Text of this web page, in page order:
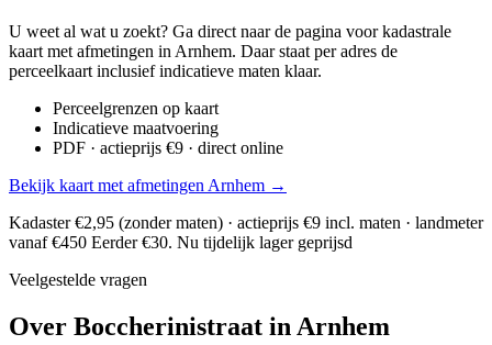
U weet al wat u zoekt? Ga direct naar de pagina voor kadastrale
kaart met afmetingen in Arnhem. Daar staat per adres de
perceelkaart inclusief indicatieve maten klaar.
Perceelgrenzen op kaart
Indicatieve maatvoering
PDF · actieprijs €9 · direct online
Bekijk kaart met afmetingen Arnhem →
Kadaster €2,95 (zonder maten) · actieprijs €9 incl. maten · landmeter
vanaf €450 Eerder €30. Nu tijdelijk lager geprijsd
Veelgestelde vragen
Over Boccherinistraat in Arnhem